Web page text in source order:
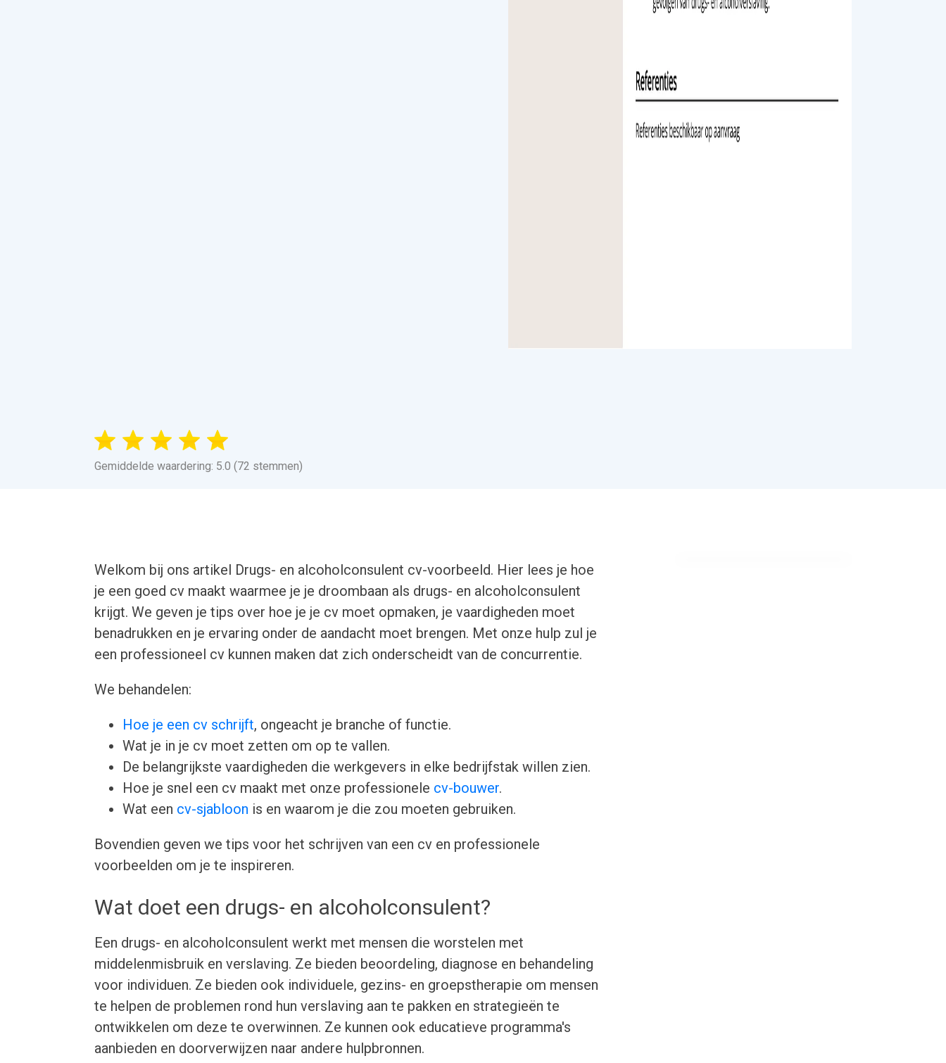
Gemiddelde waardering: 5.0 (72 stemmen)
Welkom bij ons artikel Drugs- en alcoholconsulent cv-voorbeeld. Hier lees je hoe
je een goed cv maakt waarmee je je droombaan als drugs- en alcoholconsulent
krijgt. We geven je tips over hoe je je cv moet opmaken, je vaardigheden moet
benadrukken en je ervaring onder de aandacht moet brengen. Met onze hulp zul je
een professioneel cv kunnen maken dat zich onderscheidt van de concurrentie.
We behandelen:
Hoe je een cv schrijft, ongeacht je branche of functie.
Wat je in je cv moet zetten om op te vallen.
De belangrijkste vaardigheden die werkgevers in elke bedrijfstak willen zien.
Hoe je snel een cv maakt met onze professionele cv-bouwer.
Wat een cv-sjabloon is en waarom je die zou moeten gebruiken.
Bovendien geven we tips voor het schrijven van een cv en professionele
voorbeelden om je te inspireren.
Wat doet een drugs- en alcoholconsulent?
Een drugs- en alcoholconsulent werkt met mensen die worstelen met
middelenmisbruik en verslaving. Ze bieden beoordeling, diagnose en behandeling
voor individuen. Ze bieden ook individuele, gezins- en groepstherapie om mensen
te helpen de problemen rond hun verslaving aan te pakken en strategieën te
ontwikkelen om deze te overwinnen. Ze kunnen ook educatieve programma's
aanbieden en doorverwijzen naar andere hulpbronnen.